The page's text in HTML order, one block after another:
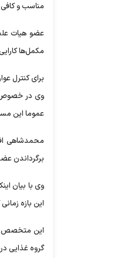
مناسب و
عضو هیات
مکمل‌ها
برای کنترل
وی در خصوص
عموما این
محمدشاهی
برگرداندن
وی با بیان
این بازه
این متخصص
گروه غذایی